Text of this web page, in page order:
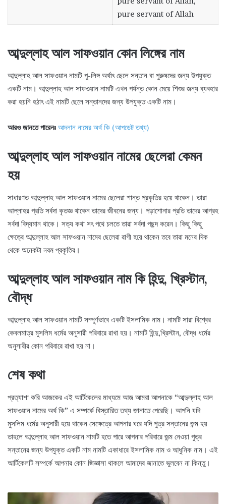
pure servant of Allah
আব্দুল্লাহ আল সাফওয়ান কোন লিঙ্গের নাম
আব্দুল্লাহ আল সাফওয়ান নামটি পু-লিঙ্গ অর্থাৎ ছেলে সন্তান বা পুরুষদের জন্য উপযুক্ত
একটি নাম। আব্দুল্লাহ আল সাফওয়ান নামটি এখন পর্যন্ত কোন মেয়ে শিশুর জন্য ব্যবহার
করা হয়নি হঠাৎ এই নামটি ছেলে সন্তানদের জন্য উপযুক্ত একটি নাম।
আরও জানতে পারেনঃ আদনান নামের অর্থ কি (আপডেট তথ্য)
আব্দুল্লাহ আল সাফওয়ান নামের ছেলেরা কেমন
হয়
সাধারণত আব্দুল্লাহ আল সাফওয়ান নামের ছেলেরা শান্ত প্রকৃতির হয়ে থাকেন। তারা
আল্লাহর প্রতি সর্বদা কৃতজ্ঞ থাকেন তাদের জীবনের জন্য। পড়াশোনার প্রতি তাদের আগ্রহ
সর্বদা বিদ্যমান থাকে। সত্য কথা সৎ পথে চলতে তারা সর্বদা পছন্দ করেন। কিছু কিছু
ক্ষেত্রে আব্দুল্লাহ আল সাফওয়ান নামের ছেলেরা রাগী হয়ে থাকেন তবে তারা মনের দিক
থেকে অনেকটা নরম প্রকৃতির।
আব্দুল্লাহ আল সাফওয়ান নাম কি হিন্দু, খ্রিস্টান,
বৌদ্ধ
আব্দুল্লাহ আল সাফওয়ান নামটি সম্পূর্ণভাবে একটি ইসলামিক নাম। নামটি সারা বিশ্বের
কেবলমাত্র মুসলিম ধর্মের অনুসারী পরিবারে রাখা হয়। নামটি হিন্দু,খ্রিস্টান, বৌদ্ধ ধর্মের
অনুসারীর কোন পরিবারে রাখা হয় না।
শেষ কথা
প্রত্যাশা করি আজকের এই আর্টিকেলের মাধ্যমে আজ আমরা আপনাকে “আব্দুল্লাহ আল
সাফওয়ান নামের অর্থ কি” এ সম্পর্কে বিস্তারিত তথ্য জানাতে পেরেছি। আপনি যদি
মুসলিম ধর্মের অনুসারী হয়ে থাকেন সেক্ষেত্রে আপনার ঘরে যদি পুত্র সন্তানের জন্ম হয়
তাহলে আব্দুল্লাহ আল সাফওয়ান নামটি হতে পারে আপনার পরিবারে জন্ম নেওয়া পুত্র
সন্তানের জন্য উপযুক্ত একটি নাম নামটি একাধারে ইসলামিক নাম ও আধুনিক নাম। এই
আর্টিকেলটি সম্পর্কে আপনার কোন জিজ্ঞাসা থাকলে আমাদের জানাতে ভুলবেন না কিন্তু।